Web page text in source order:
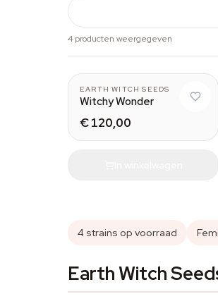
4 producten weergegeven
EARTH WITCH SEEDS
Witchy Wonder
€ 120,00
4 strains op voorraad
Earth Witch